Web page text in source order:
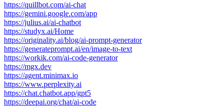
https://quillbot.com/ai-chat
https://gemini.google.com/app
https://julius.ai/ai-chatbot
https://studyx.ai/Home
https://originality.ai/blog/ai-prompt-generator
https://generateprompt.ai/en/image-to-text
https://workik.com/ai-code-generator
https://mgx.dev
https://agent.minimax.io
https://www.perplexity.ai
https://chat.chatbot.app/gpt5
https://deepai.org/chat/ai-code